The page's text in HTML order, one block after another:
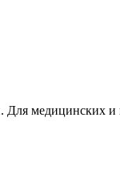
медицинских и